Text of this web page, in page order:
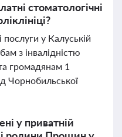
стоматологічні
послуги у Калуській
з інвалідністю
громадянам 1
Чорнобильської
у приватній